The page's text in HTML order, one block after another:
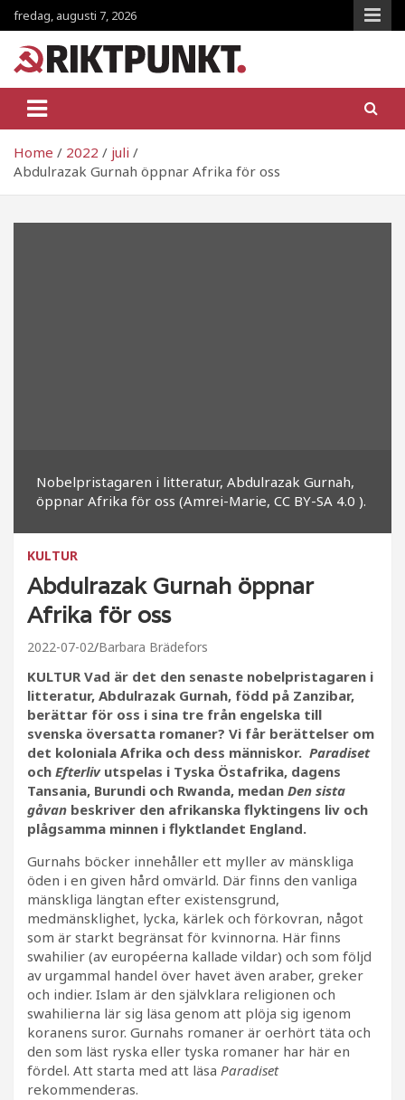
Skip
to
content
fredag, augusti 7, 2026
RiktpunKt.nu
Home 2022
juli
Abdulrazak Gurnah öppnar Afrika för oss
Nobelpristagaren i litteratur, Abdulrazak Gurnah,
öppnar Afrika för oss (Amrei-Marie, CC BY-SA 4.0 ).
KULTUR
Abdulrazak Gurnah öppnar
Afrika för oss
2022-07-02 Barbara Brädefors
KULTUR Vad är det den senaste nobelpristagaren i
litteratur, Abdulrazak Gurnah, född på Zanzibar,
berättar för oss i sina tre från engelska till
svenska översatta romaner? Vi får berättelser om
det koloniala Afrika och dess människor. Paradiset
och Efterliv utspelas i Tyska Östafrika, dagens
Tansania, Burundi och Rwanda, medan Den sista
gåvan beskriver den afrikanska flyktingens liv och
plågsamma minnen i flyktlandet England.
Gurnahs böcker innehåller ett myller av mänskliga
öden i en given hård omvärld. Där finns den vanliga
mänskliga längtan efter existensgrund,
medmänsklighet, lycka, kärlek och förkovran, något
som är starkt begränsat för kvinnorna. Här finns
swahilier (av européerna kallade vildar) och som följd
av urgammal handel över havet även araber, greker
och indier. Islam är den självklara religionen och
swahilierna lär sig läsa genom att plöja sig igenom
koranens suror. Gurnahs romaner är oerhört täta och
den som läst ryska eller tyska romaner har här en
fördel. Att starta med att läsa Paradiset
rekommenderas.